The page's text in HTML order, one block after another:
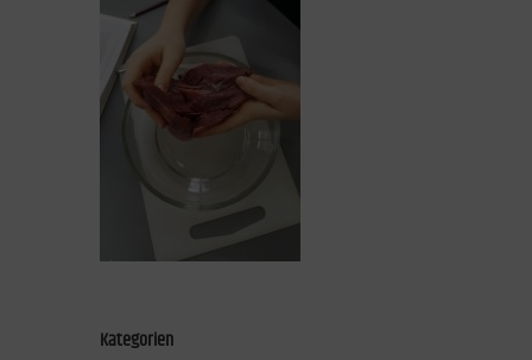
Kategorien